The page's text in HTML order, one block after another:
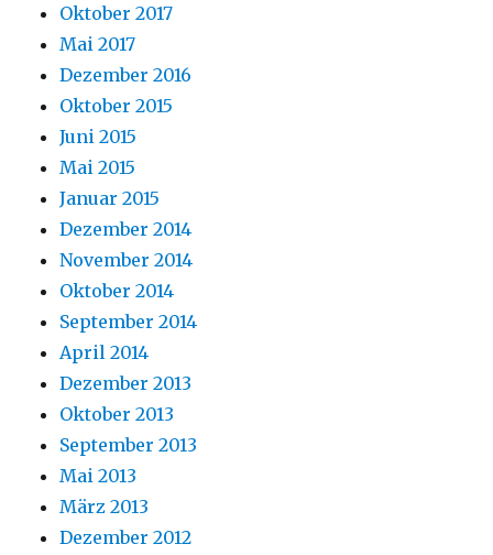
Oktober 2017
Mai 2017
Dezember 2016
Oktober 2015
Juni 2015
Mai 2015
Januar 2015
Dezember 2014
November 2014
Oktober 2014
September 2014
April 2014
Dezember 2013
Oktober 2013
September 2013
Mai 2013
März 2013
Dezember 2012